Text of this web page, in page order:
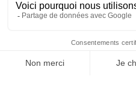
Nos autres sites